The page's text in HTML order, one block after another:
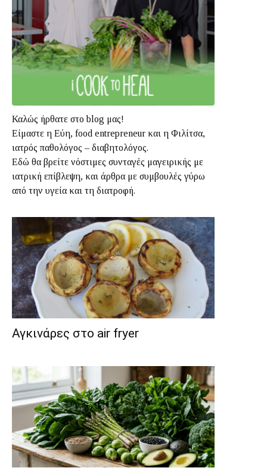
Καλώς ήρθατε στο blog μας!
Είμαστε η Εύη, food entrepreneur και η Φιλίτσα,
ιατρός παθολόγος – διαβητολόγος.
Εδώ θα βρείτε νόστιμες συνταγές μαγειρικής με
ιατρική επίβλεψη, και άρθρα με συμβουλές γύρω
από την υγεία και τη διατροφή.
Αγκινάρες στο air fryer